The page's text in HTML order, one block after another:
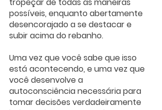
tropeçar de todas as maneiras
possíveis, enquanto abertamente
desencorajado a se destacar e
subir acima do rebanho.
Uma vez que você sabe que isso
está acontecendo, e uma vez que
você desenvolve a
autoconsciência necessária para
tomar decisões verdadeiramente